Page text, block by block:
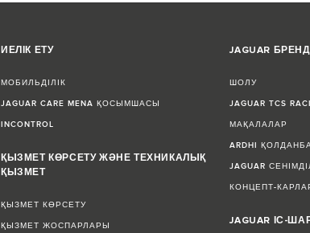
ИЕЛІК ЕТУ
МОБИЛЬДІЛІК
JAGUAR CARE MENA ҚОСЫМШАСЫ
INCONTROL
ҚЫЗМЕТ КӨРСЕТУ ЖӘНЕ ТЕХНИКАЛЫҚ
ҚЫЗМЕТ
ҚЫЗМЕТ КӨРСЕТУ
ҚЫЗМЕТ ЖОСПАРЛАРЫ
JAGUAR
ШОЛУ
JAGUAR TCS
МАҚАЛАЛАР
ARDHI
JAGUAR
КОНЦЕПТ-
JAGUAR ІС-